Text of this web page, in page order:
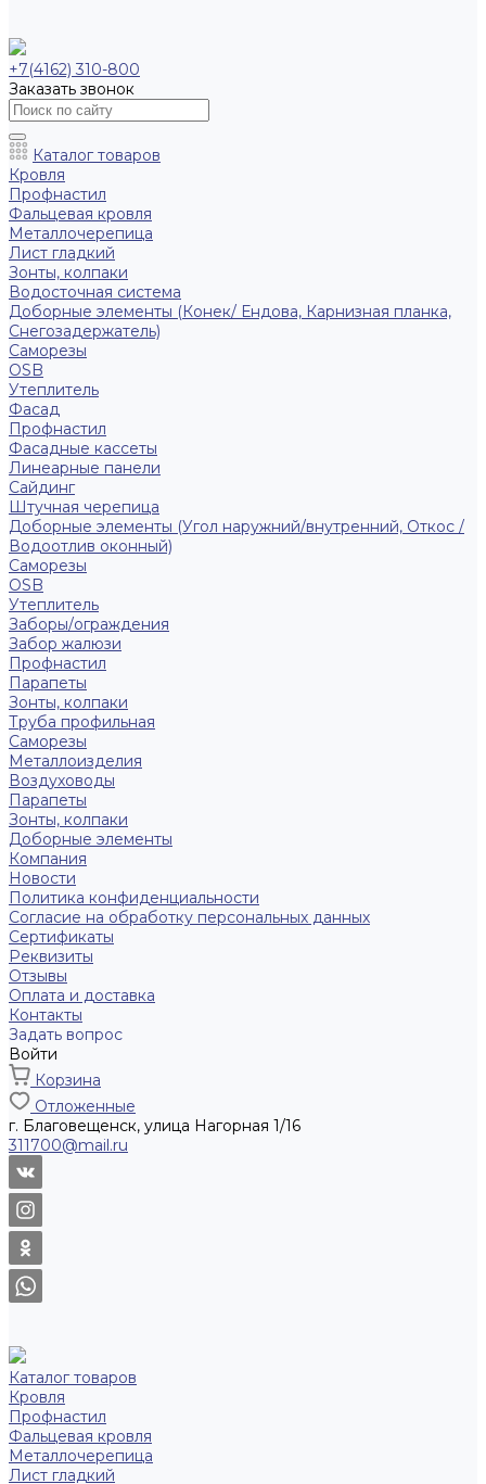
+7(4162) 310-800
Заказать звонок
Каталог товаров
Кровля
Профнастил
Фальцевая кровля
Металлочерепица
Лист гладкий
Зонты, колпаки
Водосточная система
Доборные элементы (Конек/ Ендова, Карнизная планка,
Снегозадержатель)
Саморезы
ОSB
Утеплитель
Фасад
Профнастил
Фасадные кассеты
Линеарные панели
Сайдинг
Штучная черепица
Доборные элементы (Угол наружний/внутренний, Откос /
Водоотлив оконный)
Саморезы
OSB
Утеплитель
Заборы/ограждения
Забор жалюзи
Профнастил
Парапеты
Зонты, колпаки
Труба профильная
Саморезы
Металлоизделия
Воздуховоды
Парапеты
Зонты, колпаки
Доборные элементы
Компания
Новости
Политика конфиденциальности
Согласие на обработку персональных данных
Сертификаты
Реквизиты
Отзывы
Оплата и доставка
Контакты
Задать вопрос
Войти
Корзина
Отложенные
г. Благовещенск, улица Нагорная 1/16
311700@mail.ru
Каталог товаров
Кровля
Профнастил
Фальцевая кровля
Металлочерепица
Лист гладкий